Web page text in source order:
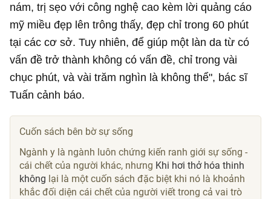
nám, trị sẹo với công nghệ cao kèm lời quảng cáo
mỹ miều đẹp lên trông thấy, đẹp chỉ trong 60 phút
tại các cơ sở. Tuy nhiên, để giúp một làn da từ có
vấn đề trở thành không có vấn đề, chỉ trong vài
chục phút, và vài trăm nghìn là không thể", bác sĩ
Tuấn cảnh báo.
Cuốn sách bên bờ sự sống
Ngành y là ngành luôn chứng kiến ranh giới sự sống -
cái chết của người khác, nhưng Khi hơi thở hóa thinh
không lại là một cuốn sách đặc biệt khi nó là khoảnh
khắc đối diện cái chết của người viết trong cả vai trò